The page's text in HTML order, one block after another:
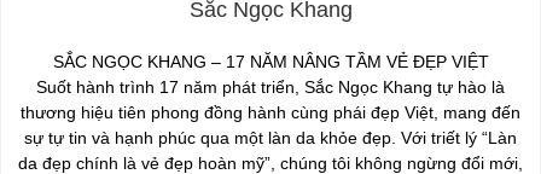
Sắc Ngọc Khang
SẮC NGỌC KHANG – 17 NĂM NÂNG TẦM VẺ ĐẸP VIỆT
Suốt hành trình 17 năm phát triển, Sắc Ngọc Khang tự hào là
thương hiệu tiên phong đồng hành cùng phái đẹp Việt, mang đến
sự tự tin và hạnh phúc qua một làn da khỏe đẹp. Với triết lý “Làn
da đẹp chính là vẻ đẹp hoàn mỹ”, chúng tôi không ngừng đổi mới,